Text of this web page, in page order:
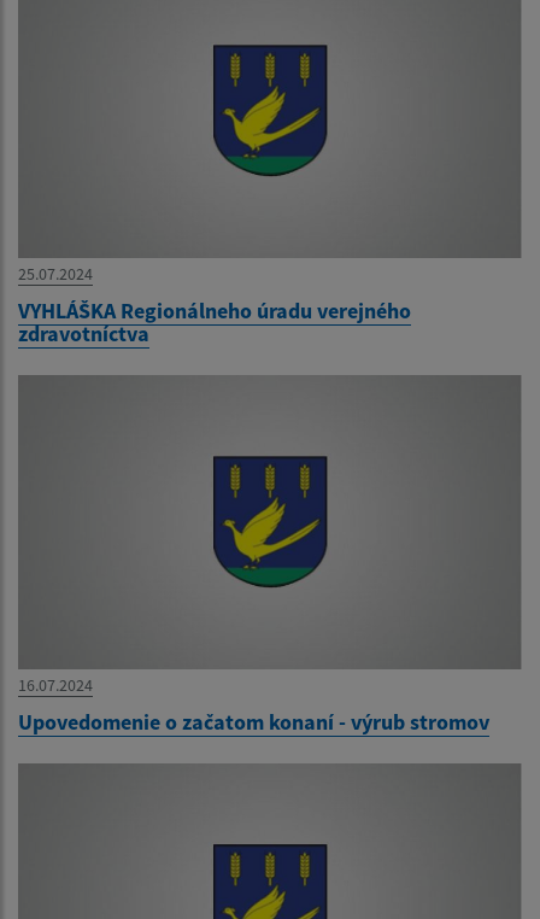
25.07.2024
VYHLÁŠKA Regionálneho úradu verejného
zdravotníctva
16.07.2024
Upovedomenie o začatom konaní - výrub stromov